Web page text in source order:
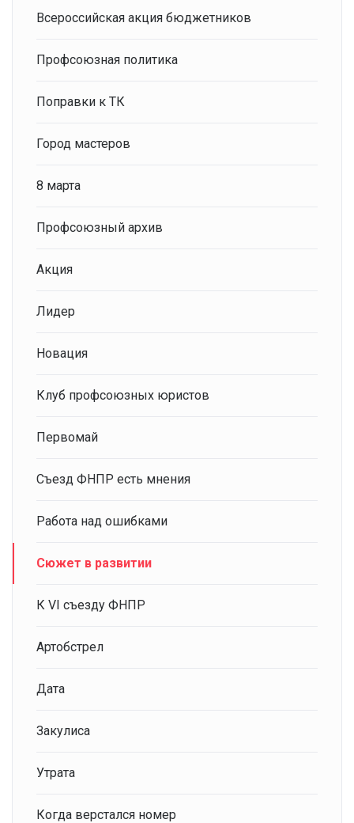
Всероссийская акция бюджетников
Профсоюзная политика
Поправки к ТК
Город мастеров
8 марта
Профсоюзный архив
Акция
Лидер
Новация
Клуб профсоюзных юристов
Первомай
Съезд ФНПР есть мнения
Работа над ошибками
Сюжет в развитии
К VI съезду ФНПР
Артобстрел
Дата
Закулиса
Утрата
Когда верстался номер